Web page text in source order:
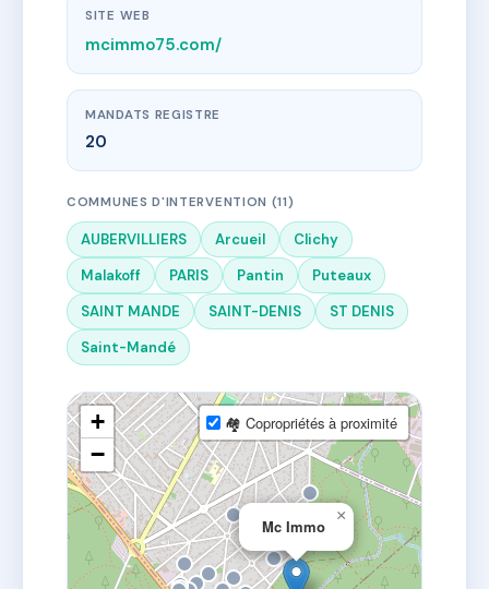
SITE WEB
mcimmo75.com/
MANDATS REGISTRE
20
COMMUNES D'INTERVENTION (11)
AUBERVILLIERS Arcueil
Clichy
Malakoff
PARIS Pantin
Puteaux
SAINT MANDE
SAINT-DENIS
ST DENIS
Saint-Mandé
Mc Immo
×
+
−
🏘 Copropriétés à proximité